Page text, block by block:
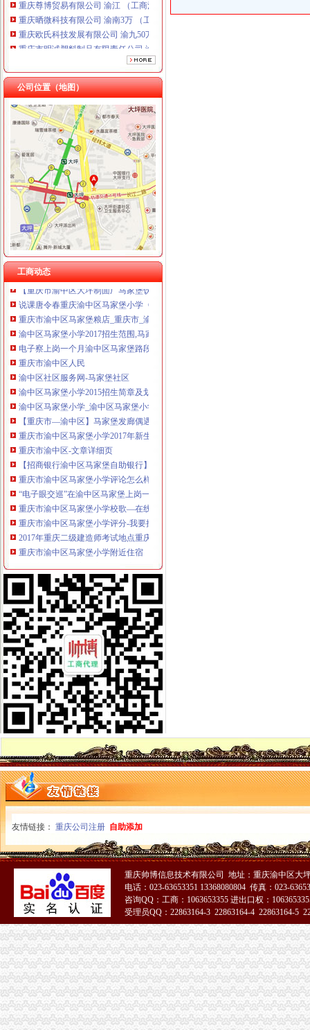
重庆晒微科技有限公司 渝南3万 （工商注册）
重庆欧氏科技发展有限公司 渝九50万 （进出口权）
重庆市明诚塑料制品有限责任公司 渝高100万 （进出口权）
重庆凯誉网络通信技术工程有限公司 渝中300万 （工商变更）
重庆佳技维科技发展有限公司 渝南100万 （进出口权）
公司位置（地图）
工商动态
渝中区马家堡
“电子眼交巡”在渝中区马家堡上岗一个月_第1页-七一网
渝中区马家堡小学2017招生范围,马家堡小学6月24日报名-小学教育-
重庆市渝中区马家堡粮店_重庆市_渝中区_企业在线
【重庆市—渝中区】马家堡发廊偶遇品美少女（申请毕业-曲罢论坛
【招商银行渝中区马家堡自助银行】招商银行渝中区马家堡自助银行
说课唐令春重庆渝中区马家堡小学《可能》-原创-搜狐
重庆市渝中区马家堡小学评论怎么样-我要搜学网
【重庆市渝中区大坪制面厂马家堡饮食店】重庆市渝中区大坪制面厂
说课唐令春重庆渝中区马家堡小学《可能》—在线播放—优酷
重庆市渝中区马家堡粮店_重庆市_渝中区_企业在线
渝中区马家堡小学2017招生范围,马家堡小学6月24日报名-小学教育-
电子察上岗一个月渝中区马家堡路段变通畅重庆新闻联播—
重庆市渝中区人民
渝中区社区服务网-马家堡社区
渝中区马家堡小学2015招生简章及划片-重庆本地宝
渝中区马家堡小学_渝中区马家堡小学爱问问同学录频道
【重庆市—渝中区】马家堡发廊偶遇品美少女（申请毕业-曲罢论坛
重庆市渝中区马家堡小学2017年新生招生通告！_重庆幼升小_家长帮
重庆市渝中区-文章详细页
【招商银行渝中区马家堡自助银行】招商银行渝中区马家堡自助银行
重庆市渝中区马家堡小学评论怎么样-我要搜学网
“电子眼交巡”在渝中区马家堡上岗一个月_第1页-七一网
重庆市渝中区马家堡小学校歌—在线播放—优酷网,高清在线观看
重庆市渝中区马家堡小学评分-我要搜学网
2017年重庆二级建造师考试地点重庆市渝中区马家堡小学在哪？_二级
重庆市渝中区马家堡小学附近住宿
重庆市渝中区马家堡安利专卖店地址重庆市马家堡哪有卖安利产【今日
渝中区马家堡小学应急避难场所到马家堡怎么走？-住哪网
求助,在渝中区马家堡办过准生证MM帮忙说哈有些啥要求。-孕期闲聊
重庆市渝中区马家堡副食经营部饮料批发部
渝中区马家堡小学二年级三班二单元复习资料(一)_老师_新浪博客
[转载]渝中区马家堡小学二年级三班二单元复习资料(三)_萱萱_新浪
重庆市渝中区马家堡付食经营部长征付食门市_【信用信息_诉讼信息_
重庆市渝中区马家堡小学二年级3班歌咏比赛-原创-高清-爱奇艺
修改重庆市渝中区马家堡小学资料-我要搜学网
渝中区马家堡小学好不好呀？求指教-早教幼儿园小学-重庆购物狂
说课唐令春重庆渝中区马家堡小学《可能》-原创-搜狐
重庆市渝中区马家堡小学-城市吧街景地图
【重庆市渝中区马家堡-公交车站商铺出租渝中大坪商铺出租】第一时
重庆市渝中区马家堡小学附近7天_重庆市渝中区马家堡小学附近7天连
【重庆市渝中区大坪制面厂马家堡饮食店】重庆市渝中区大坪制面厂
重庆市渝中区马家堡小学介绍_简介-马家堡小学
市渝中区马家堡小学股票开户,重庆市渝中区马家堡小学股票开户,
重庆市渝中区马家堡小学校怎么样_百度知道
桐君阁大房重庆市渝中区马家堡八十八店
重庆市渝中区马家堡小学校择校费|重庆市渝中区马家堡小学校住宿费,
重庆中房家苑房产经纪有限公司渝中区马家堡经营部_【信用信息_诉讼
说课唐令春重庆渝中区马家堡小学《可能》—在线播放—优酷
说课唐令春重庆渝中区马家堡小学《可能》—在线播放—优酷
说课唐令春重庆渝中区马家堡小学《可能》_土豆
说课唐令春重庆渝中区马家堡小学《可能》_土豆
重庆市渝中区马家堡粮店_重庆市_渝中区_企业在线
重庆市渝中区马家堡粮店_重庆市_渝中区_企业在线
渝中区马家堡
“电子眼交巡”在渝中区马家堡上岗一个月_第1页-七一网
渝中区马家堡小学2017招生范围,马家堡小学6月24日报名-小学教育-
重庆市渝中区马家堡粮店_重庆市_渝中区_企业在线
【重庆市—渝中区】马家堡发廊偶遇品美少女（申请毕业-曲罢论坛
友情链接： 重庆公司注册 自助添加
重庆帅博信息技术有限公司 地址：重庆渝中区大
电话：023-63653351 13368080804 传真：023-
咨询QQ：工商：1063653355 进出口权：
受理员QQ：22863164-3 22863164-4 22863164-5
51La